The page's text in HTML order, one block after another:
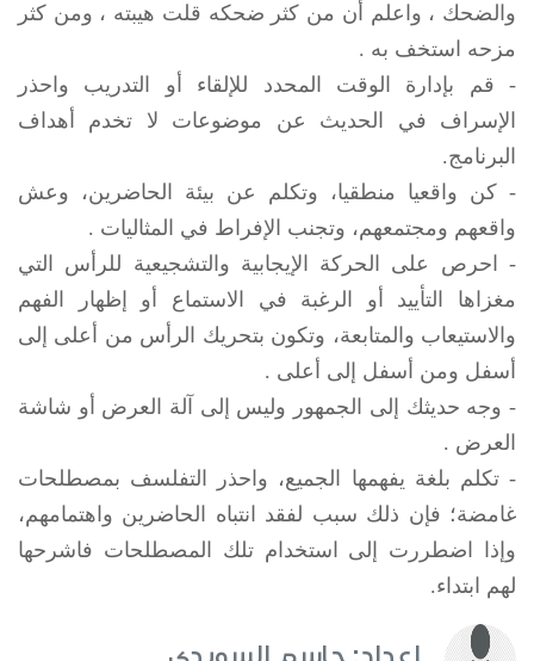
والضحك ، واعلم أن من كثر ضحكه قلت هيبته ، ومن كثر
مزحه استخف به .
- قم بإدارة الوقت المحدد للإلقاء أو التدريب واحذر
الإسراف في الحديث عن موضوعات لا تخدم أهداف
البرنامج.
- كن واقعيا منطقيا، وتكلم عن بيئة الحاضرين، وعش
واقعهم ومجتمعهم، وتجنب الإفراط في المثاليات .
- احرص على الحركة الإيجابية والتشجيعية للرأس التي
مغزاها التأييد أو الرغبة في الاستماع أو إظهار الفهم
والاستيعاب والمتابعة، وتكون بتحريك الرأس من أعلى إلى
أسفل ومن أسفل إلى أعلى .
- وجه حديثك إلى الجمهور وليس إلى آلة العرض أو شاشة
العرض .
- تكلم بلغة يفهمها الجميع، واحذر التفلسف بمصطلحات
غامضة؛ فإن ذلك سبب لفقد انتباه الحاضرين واهتمامهم،
وإذا اضطررت إلى استخدام تلك المصطلحات فاشرحها
لهم ابتداء.